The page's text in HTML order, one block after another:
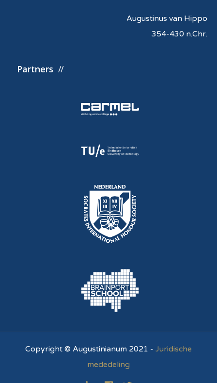
Augustinus van Hippo
354-430 n.Chr.
Partners
Copyright © Augustinianum 2021 - Juridische
mededeling